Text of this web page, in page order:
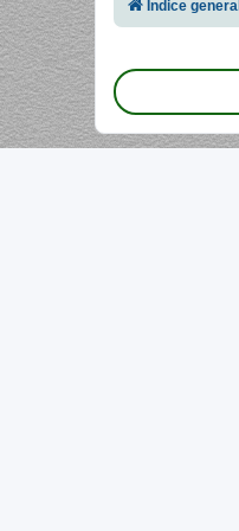
Índice general